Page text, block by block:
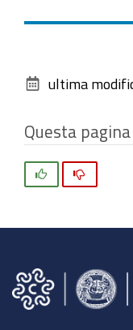
dimensioni
documento
ultima
Questa